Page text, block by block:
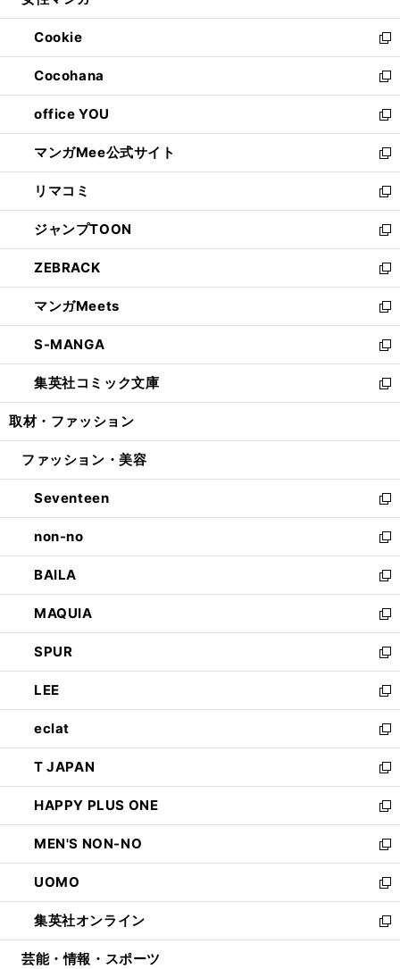
開
く
ウ
で
開
く
ン
ド
ウ
で
開
く
ウ
ィ
ン
ド
ウ
で
開
く
Cookie
新
し
い
ウ
ィ
ン
ド
ウ
で
開
く
Cocohana
新
し
い
ウ
ィ
ン
ド
ウ
で
開
く
office YOU
新
し
い
ウ
ィ
ン
ド
ウ
で
開
く
マンガMee公式サイト
新
し
い
ウ
ィ
ン
ド
ウ
で
開
く
リマコミ
新
し
い
ウ
ィ
ン
ド
ウ
で
開
く
ジャンプTOON
新
し
い
ウ
ィ
ン
ド
ウ
で
開
ZEBRACK
新
し
い
ウ
ィ
ン
ド
ウ
開
マンガMeets
新
し
い
ウ
ィ
ン
ウ
開
く
S-MANGA
新
し
い
ウ
ン
ウ
で
開
く
集英社コミック文庫
新
し
ウ
ン
ド
ウ
で
開
く
取材・ファッション
ファッション・美容
Seventeen
新
し
い
ウ
ィ
ン
ド
ウ
で
開
く
non-no
新
し
い
ウ
ィ
ン
ド
ウ
で
開
く
BAILA
新
し
い
ウ
ィ
ン
ド
ウ
で
開
く
MAQUIA
新
し
い
ウ
ィ
ン
ド
ウ
で
開
く
SPUR
新
し
い
ウ
ィ
ン
ド
ウ
で
開
く
LEE
新
し
い
ウ
ィ
ン
ド
ウ
で
開
く
eclat
新
し
い
ウ
ィ
ン
ド
ウ
で
開
く
T JAPAN
新
し
い
ウ
ィ
ン
ド
ウ
で
開
HAPPY PLUS ONE
新
し
い
ウ
ィ
ン
ド
ウ
MEN'S NON-NO
新
し
い
ウ
ィ
ン
UOMO
新
し
い
ウ
集英社オンライン
新
し
芸能・情報・スポーツ